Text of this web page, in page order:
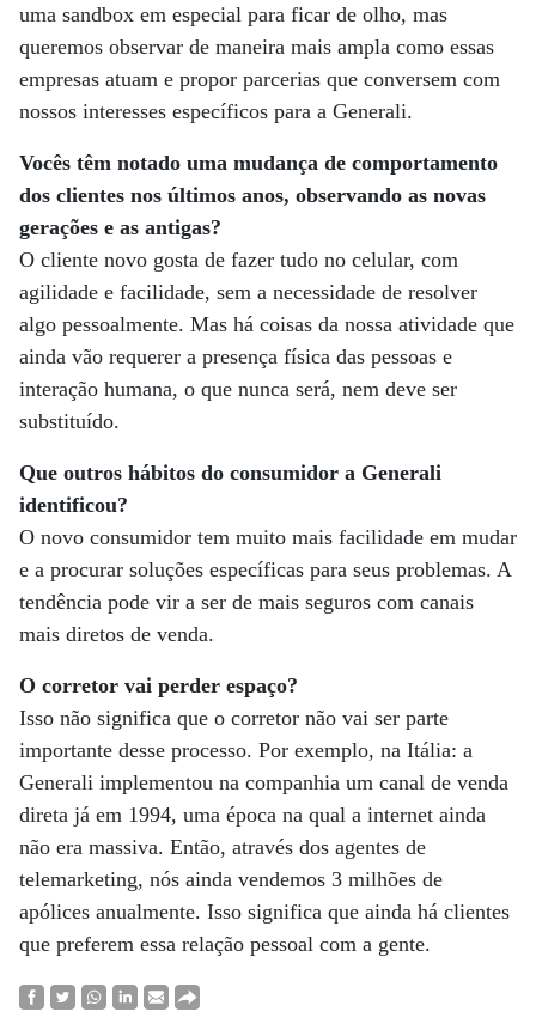
uma sandbox em especial para ficar de olho, mas
queremos observar de maneira mais ampla como essas
empresas atuam e propor parcerias que conversem com
nossos interesses específicos para a Generali.
Vocês têm notado uma mudança de comportamento
dos clientes nos últimos anos, observando as novas
gerações e as antigas?
O cliente novo gosta de fazer tudo no celular, com
agilidade e facilidade, sem a necessidade de resolver
algo pessoalmente. Mas há coisas da nossa atividade que
ainda vão requerer a presença física das pessoas e
interação humana, o que nunca será, nem deve ser
substituído.
Que outros hábitos do consumidor a Generali
identificou?
O novo consumidor tem muito mais facilidade em mudar
e a procurar soluções específicas para seus problemas. A
tendência pode vir a ser de mais seguros com canais
mais diretos de venda.
O corretor vai perder espaço?
Isso não significa que o corretor não vai ser parte
importante desse processo. Por exemplo, na Itália: a
Generali implementou na companhia um canal de venda
direta já em 1994, uma época na qual a internet ainda
não era massiva. Então, através dos agentes de
telemarketing, nós ainda vendemos 3 milhões de
apólices anualmente. Isso significa que ainda há clientes
que preferem essa relação pessoal com a gente.